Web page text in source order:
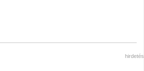
hirdetés